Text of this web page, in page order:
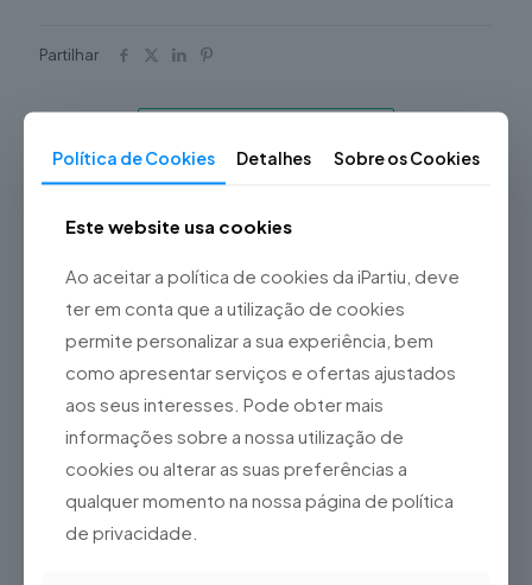
Partilhar
Fale connosco
Tipo de Reparação
Vidro / Ecrã / Touch
Original, Bateria, Capa
Traseira, Câmara Frontal,
Câmara Traseira, Lente da
Câmara Traseira, Porta de
Auscultador, Coluna,
Microfone, Reparação
Placa-mãe, Formatação
Política de Cookies Detalhes Sobre os Cookies
Este website usa cookies
Ao aceitar a política de cookies da iPartiu, deve
ter em conta que a utilização de cookies
permite personalizar a sua experiência, bem
como apresentar serviços e ofertas ajustados
aos seus interesses. Pode obter mais
informações sobre a nossa utilização de
cookies ou alterar as suas preferências a
qualquer momento na nossa página de política
de privacidade.